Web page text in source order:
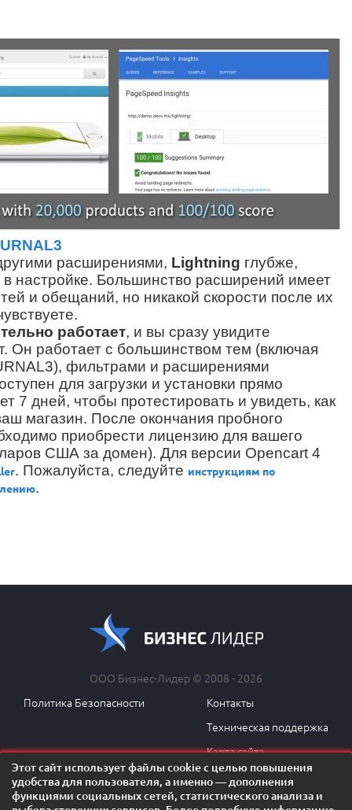
расширениями, Lightning глубже,
настройке. Большинство расширений имеет
и обещаний, но никакой скорости после их
работает, и вы сразу увидите
Он работает с большинством тем (включая
фильтрами и расширениями
для загрузки и установки прямо
7 дней, чтобы протестировать и увидеть, как
магазин. После окончания пробного
приобрести лицензию для вашего
США за домен). Для версии Opencart 4
. Пожалуйста, следуйте инструкциям по
.
ООО Бизнес-Лидер © 2008 - 2026
Политика Безопасности
Контакты
Техническая поддержка
Карта сайта
Этот сайт использует файлы cookie с целью повышения
удобства для пользователя, а именно — дополнения
функциями социальных сетей, статистического анализа и